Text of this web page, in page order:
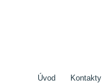
Úvod Kontakty